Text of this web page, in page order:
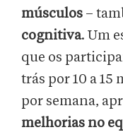
músculos –
cognitiva. Um
que os
trás por 10 a 15
por semana,
melhorias no